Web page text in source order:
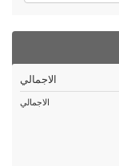
الاجمالي
الاجمالي